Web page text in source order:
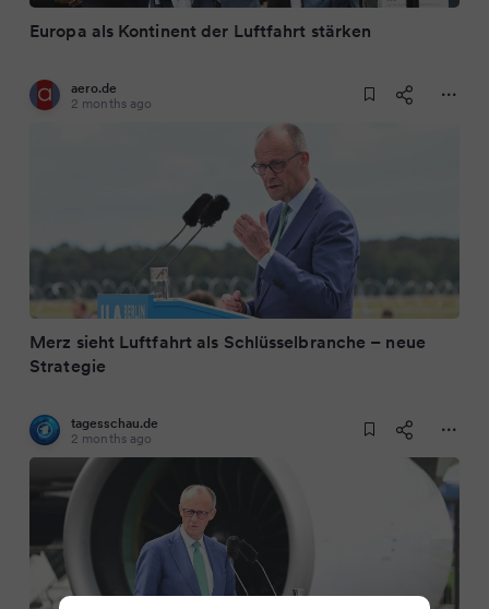
Europa als Kontinent der Luftfahrt stärken
aero.de
2 months ago
Merz sieht Luftfahrt als Schlüsselbranche – neue
Strategie
tagesschau.de
2 months ago